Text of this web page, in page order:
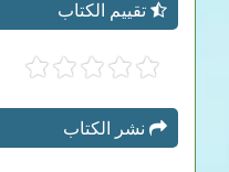
تقييم الكتاب
نشر الكتاب